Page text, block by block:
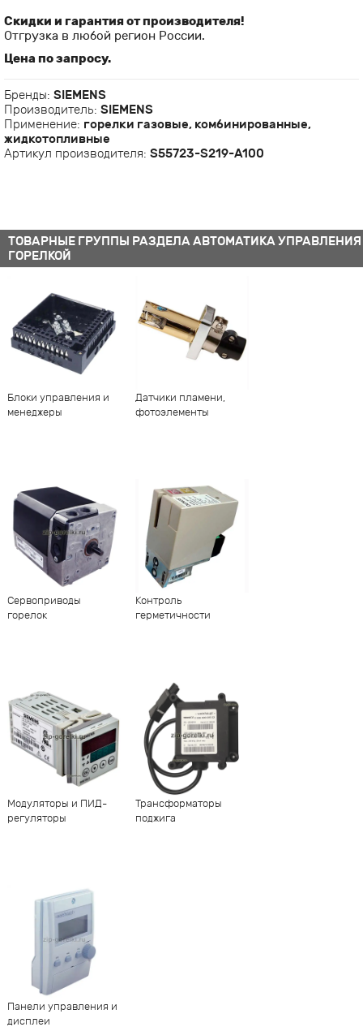
Скидки и гарантия от производителя!
Отгрузка в любой регион России.
Цена по запросу.
Бренды: SIEMENS
Производитель: SIEMENS
Применение: горелки газовые, комбинированные,
жидкотопливные
Артикул производителя: S55723-S219-A100
ТОВАРНЫЕ ГРУППЫ РАЗДЕЛА АВТОМАТИКА УПРАВЛЕНИЯ
ГОРЕЛКОЙ
Блоки управления и
менеджеры
Датчики пламени,
фотоэлементы
Сервоприводы
горелок
Контроль
герметичности
Модуляторы и ПИД-
регуляторы
Трансформаторы
поджига
Панели управления и
дисплеи